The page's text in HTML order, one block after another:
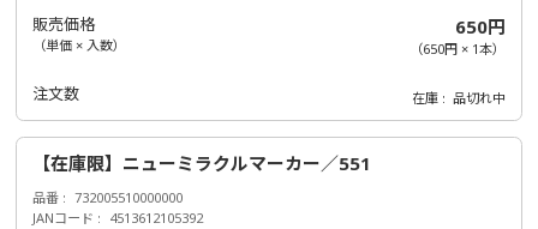
販売価格
（単価 × 入数）
650円
（650円× 1本）
注文数 在庫 品切れ中
【在庫限】ニューミラクルマーカー／551
品番
732005510000000
JANコード
4513612105392